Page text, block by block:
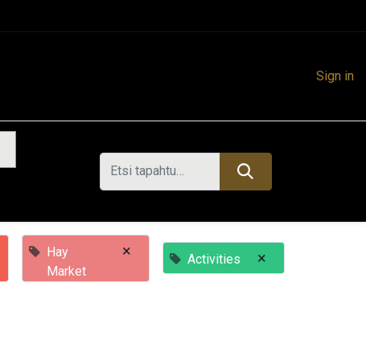
Sign in
Hay
Market
× Activities ×